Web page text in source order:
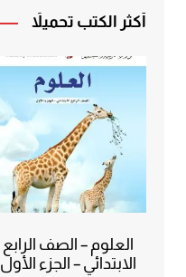
أكثر الكتب تحميلاً
العلوم – الصف الرابع
الابتدائي – الجزء الأول